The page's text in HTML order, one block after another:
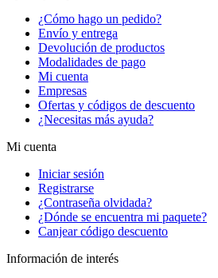
¿Cómo hago un pedido?
Envío y entrega
Devolución de productos
Modalidades de pago
Mi cuenta
Empresas
Ofertas y códigos de descuento
¿Necesitas más ayuda?
Mi cuenta
Iniciar sesión
Registrarse
¿Contraseña olvidada?
¿Dónde se encuentra mi paquete?
Canjear código descuento
Información de interés